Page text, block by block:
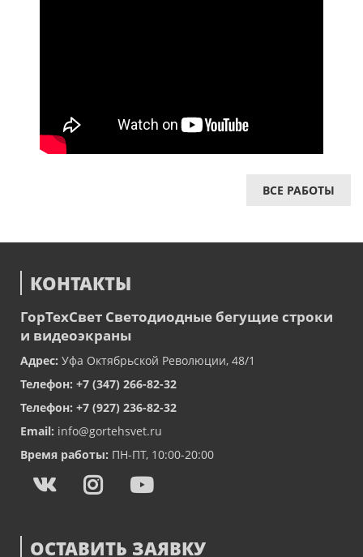
ВСЕ РАБОТЫ
КОНТАКТЫ
ГорТехСвет Светодиодные бегущие строки
и видеоэкраны
Адрес: Уфа Октябрьской Революции, 48/1
Телефон: +7 (347) 266-82-32
Телефон: +7 (927) 236-82-32
Email: info@gortehsvet.ru
Время работы: ПН-ПТ, 10:00-20:00
ОСТАВИТЬ ЗАЯВКУ